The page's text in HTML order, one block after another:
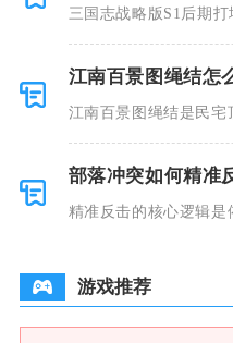
三国志战略版S1后期
江南百景图绳结怎
江南百景图绳结是民宅
部落冲突如何精准
精准反击的核心逻辑是
游戏推荐